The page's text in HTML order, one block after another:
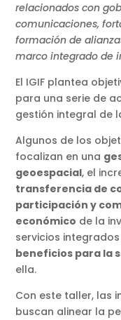
relacionados con
comunicaciones,
formación de
marco integrado de
El IGIF plantea
para una serie de
gestión integral de
Algunos de los
focalizan en una
geoespacial, el
transferencia de
participación y
económico de la
servicios
beneficios para la
ella.
Con este taller, las
buscan alinear la